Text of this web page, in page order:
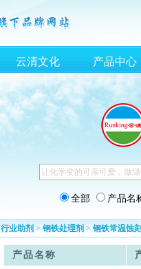
云清文化 产品中心
全部 产品名
行业助剂 > 钢铁处理剂 > 钢铁常温蚀
产品名称